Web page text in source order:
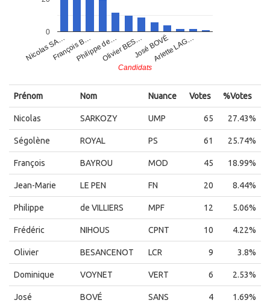
Nicolas SA…François B…Philippe de…Olivier BES…José BOVÉArlette LAG…
0
Candidats
Prénom Nom Nuance Votes %Votes
Nicolas SARKOZY UMP 65 27.43%
Ségolène ROYAL PS 61 25.74%
François BAYROU MOD 45 18.99%
Jean-Marie LE PEN FN 20 8.44%
Philippe de VILLIERS MPF 12 5.06%
Frédéric NIHOUS CPNT 10 4.22%
Olivier BESANCENOT LCR 9 3.8%
Dominique VOYNET VERT 6 2.53%
José BOVÉ SANS 4 1.69%